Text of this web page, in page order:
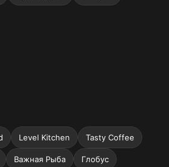
Level Kitchen Tasty Coffee
Важная Рыба Глобус